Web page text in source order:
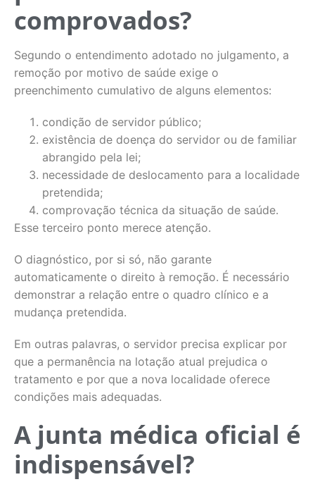
comprovados?
Segundo o entendimento adotado no julgamento, a
remoção por motivo de saúde exige o
preenchimento cumulativo de alguns elementos:
condição de servidor público;
existência de doença do servidor ou de familiar
abrangido pela lei;
necessidade de deslocamento para a localidade
pretendida;
comprovação técnica da situação de saúde.
Esse terceiro ponto merece atenção.
O diagnóstico, por si só, não garante
automaticamente o direito à remoção. É necessário
demonstrar a relação entre o quadro clínico e a
mudança pretendida.
Em outras palavras, o servidor precisa explicar por
que a permanência na lotação atual prejudica o
tratamento e por que a nova localidade oferece
condições mais adequadas.
A junta médica oficial é
indispensável?